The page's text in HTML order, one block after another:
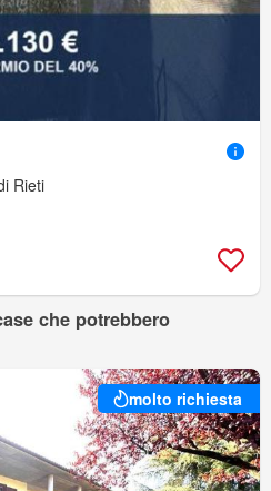
Rieti
che potrebbero
molto richiesta